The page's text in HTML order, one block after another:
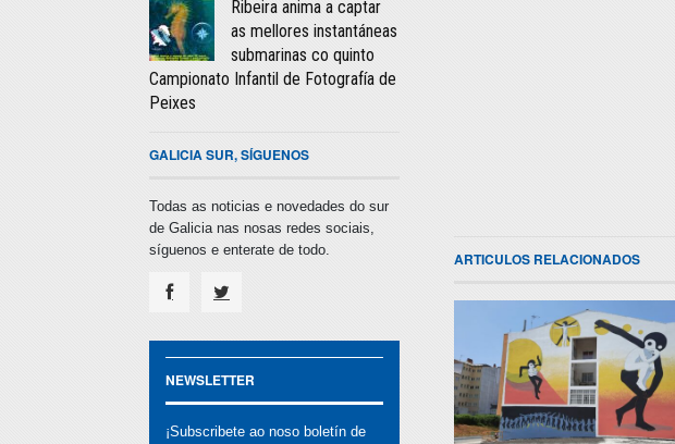
ARTICULOS RELACIONADOS
Ribeira anima a captar
as mellores instantáneas
submarinas co quinto
Campionato Infantil de Fotografía de
Peixes
GALICIA SUR, SÍGUENOS
Todas as noticias e novedades do sur
de Galicia nas nosas redes sociais,
síguenos e enterate de todo.
NEWSLETTER
¡Subscribete ao noso boletín de